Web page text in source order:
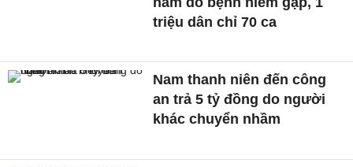
triệu dân chỉ 70 ca
Nam thanh niên đến công
an trả 5 tỷ đồng do người
khác chuyển nhầm